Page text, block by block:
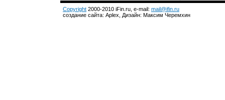
Copyright 2000-2010 iFin.ru, e-mail: mail@ifin.ru
создание сайта: Aplex, Дизайн: Максим Черемхин